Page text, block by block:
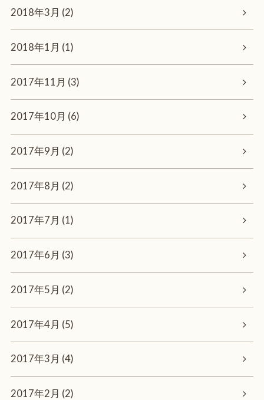
2018年3月 (2)
2018年1月 (1)
2017年11月 (3)
2017年10月 (6)
2017年9月 (2)
2017年8月 (2)
2017年7月 (1)
2017年6月 (3)
2017年5月 (2)
2017年4月 (5)
2017年3月 (4)
2017年2月 (2)